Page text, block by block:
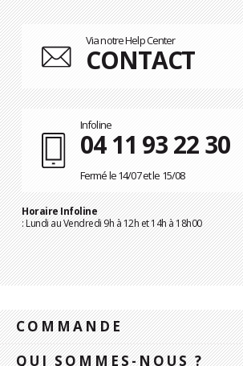
Via notre Help Center
CONTACT
Infoline
04 11 93 22 30
Fermé le 14/07 et le 15/08
Horaire Infoline
: Lundi au Vendredi 9h à 12h et 14h à 18h00
COMMANDE
QUI SOMMES-NOUS ?